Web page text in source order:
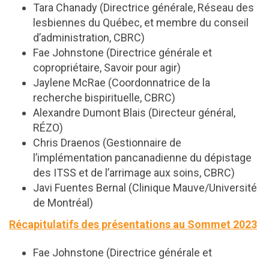
Tara Chanady (Directrice générale, Réseau des
lesbiennes du Québec, et membre du conseil
d’administration, CBRC)
Fae Johnstone (Directrice générale et
copropriétaire, Savoir pour agir)
Jaylene McRae (Coordonnatrice de la
recherche bispirituelle, CBRC)
Alexandre Dumont Blais (Directeur général,
RÉZO)
Chris Draenos (Gestionnaire de
l’implémentation pancanadienne du dépistage
des ITSS et de l’arrimage aux soins, CBRC)
Javi Fuentes Bernal (Clinique Mauve/Université
de Montréal)
Récapitulatifs des présentations au Sommet 2023
Fae Johnstone (Directrice générale et